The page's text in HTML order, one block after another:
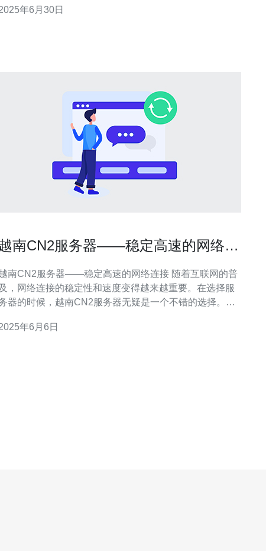
和美奈河。哈龙湾是世界自然遗产，被誉为地球的天
年6月30日
南CN2服务器——稳定高速的网络连
南CN2服务器——稳定高速的网络连接 随着互联网的普
及，网络连接的稳定性和速度变得越来越重要。在选择服
器的时候，越南CN2服务器无疑是一个不错的选择。它
服务器采用最先进的技术，保证网络连接的稳定性。
年6月6日